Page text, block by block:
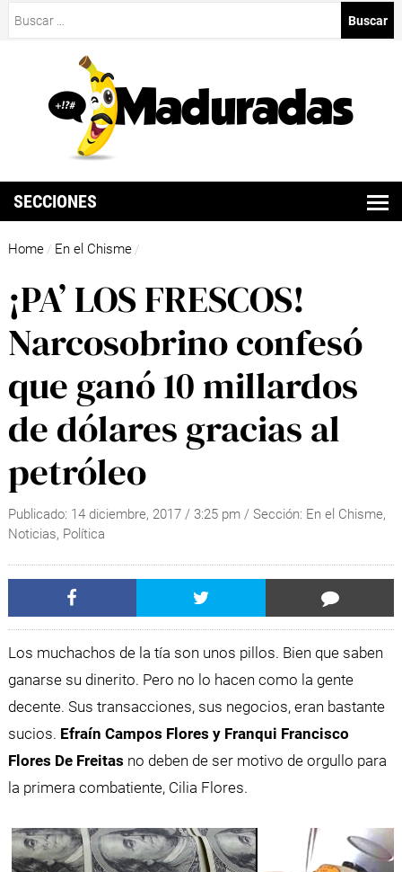
SECCIONES
Home / En el Chisme /
¡PA’ LOS FRESCOS!
Narcosobrino confesó
que ganó 10 millardos
de dólares gracias al
petróleo
Publicado: 14 diciembre, 2017/ 3:25 pm / Sección: En el Chisme,
Noticias, Política
Los muchachos de la tía son unos pillos. Bien que saben
ganarse su dinerito. Pero no lo hacen como la gente
decente. Sus transacciones, sus negocios, eran bastante
sucios. Efraín Campos Flores y Franqui Francisco
Flores De Freitas no deben de ser motivo de orgullo para
la primera combatiente, Cilia Flores.